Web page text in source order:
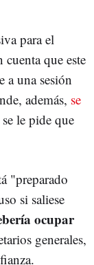
para el
que este
a una sesión
además, se
le pide que
"preparado
si saliese
ocupar
generales,